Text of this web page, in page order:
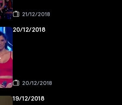
21/12/2018
20/12/2018
20/12/2018
19/12/2018